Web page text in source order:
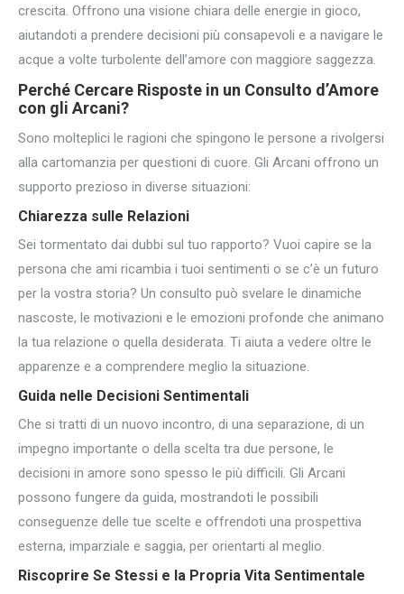
crescita. Offrono una visione chiara delle energie in gioco,
aiutandoti a prendere decisioni più consapevoli e a navigare le
acque a volte turbolente dell’amore con maggiore saggezza.
Perché Cercare Risposte in un Consulto d’Amore
con gli Arcani?
Sono molteplici le ragioni che spingono le persone a rivolgersi
alla cartomanzia per questioni di cuore. Gli Arcani offrono un
supporto prezioso in diverse situazioni:
Chiarezza sulle Relazioni
Sei tormentato dai dubbi sul tuo rapporto? Vuoi capire se la
persona che ami ricambia i tuoi sentimenti o se c’è un futuro
per la vostra storia? Un consulto può svelare le dinamiche
nascoste, le motivazioni e le emozioni profonde che animano
la tua relazione o quella desiderata. Ti aiuta a vedere oltre le
apparenze e a comprendere meglio la situazione.
Guida nelle Decisioni Sentimentali
Che si tratti di un nuovo incontro, di una separazione, di un
impegno importante o della scelta tra due persone, le
decisioni in amore sono spesso le più difficili. Gli Arcani
possono fungere da guida, mostrandoti le possibili
conseguenze delle tue scelte e offrendoti una prospettiva
esterna, imparziale e saggia, per orientarti al meglio.
Riscoprire Se Stessi e la Propria Vita Sentimentale